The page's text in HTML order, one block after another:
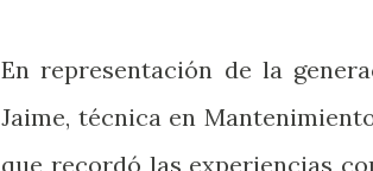
En representación de la
Jaime, técnica en
que recordó las experiencias